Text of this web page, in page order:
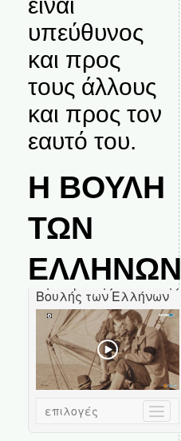
υπεύθυνος
και προς
τους άλλους
και προς τον
εαυτό του.
Η ΒΟΥΛΗ
ΤΩΝ
ΕΛΛΗΝΩΝ